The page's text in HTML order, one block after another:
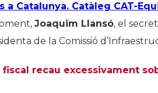
a Catalunya. Catàleg CAT-
Joaquim Llansó, el
de la Comissió
fiscal recau excessivament